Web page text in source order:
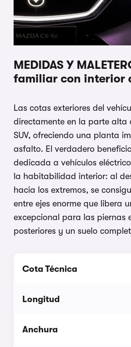
MEDIDAS Y
familiar con interior
Las cotas exteriores del
directamente en la parte alta
SUV, ofreciendo una planta
asfalto. El verdadero
dedicada a vehículos
la habitabilidad interior: al
hacia los extremos, se
entre ejes enorme que libera
excepcional para las piernas
posteriores y un suelo
Cota Técnica
Longitud
Anchura